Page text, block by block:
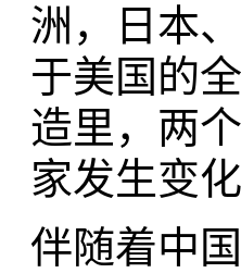
洲，日本
于美国的
造里，两
家发生变
伴随着中